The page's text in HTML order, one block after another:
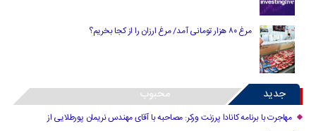
مرغ ۸۰ هزار تومانی آمد/ مرغ ارزان را از کجا بخریم؟
جدید محبوب
مهاجرت با برنامه کانادا پرزنت ورکر: مصاحبه با آقای مهندس نریمان پورطلایی از